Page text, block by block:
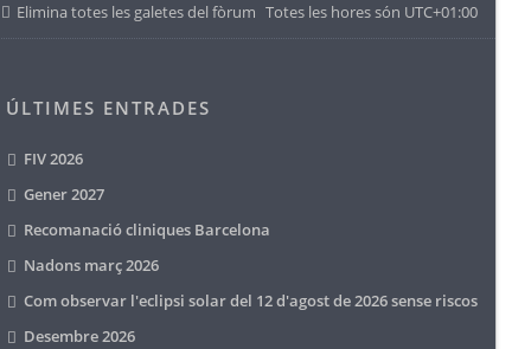
Totes les hores són UTC+01:00
Elimina totes les galetes del fòrum
ÚLTIMES ENTRADES
FIV 2026
Gener 2027
Recomanació cliniques Barcelona
Nadons març 2026
Com observar l'eclipsi solar del 12 d'agost de 2026 sense riscos
Desembre 2026